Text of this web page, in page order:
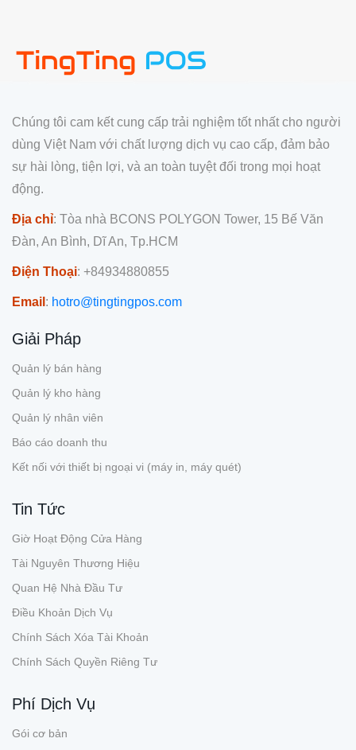
Chúng tôi cam kết cung cấp trải nghiệm tốt nhất cho người
dùng Việt Nam với chất lượng dịch vụ cao cấp, đảm bảo
sự hài lòng, tiện lợi, và an toàn tuyệt đối trong mọi hoạt
động.
Địa chỉ: Tòa nhà BCONS POLYGON Tower, 15 Bế Văn
Đàn, An Bình, Dĩ An, Tp.HCM
Điện Thoại: +84934880855
Email : hotro@tingtingpos.com
Giải Pháp
Quản lý bán hàng
Quản lý kho hàng
Quản lý nhân viên
Báo cáo doanh thu
Kết nối với thiết bị ngoại vi (máy in, máy quét)
Tin Tức
Giờ Hoạt Động Cửa Hàng
Tài Nguyên Thương Hiệu
Quan Hệ Nhà Đầu Tư
Điều Khoản Dịch Vụ
Chính Sách Xóa Tài Khoản
Chính Sách Quyền Riêng Tư
Phí Dịch Vụ
Gói cơ bản